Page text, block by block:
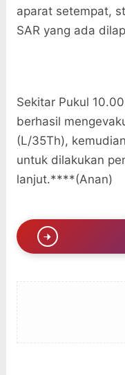
aparat setempat,
SAR yang ada
Sekitar Pukul
berhasil
(L/35Th),
untuk dilakukan
lanjut.****(Anan)